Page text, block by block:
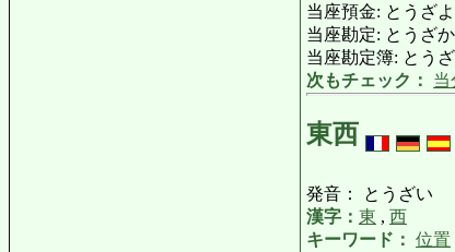
当座預金: とうざよ
当座勘定: とうざ
当座勘定簿: とう
次もチェック：
当
東西
発音： とうざい
漢字： 東 , 西
キーワード： 位置